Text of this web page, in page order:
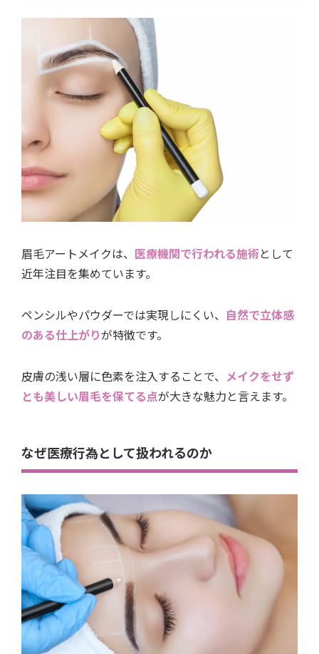
眉毛アートメイクは、 医療機関で行われる施術として
近年注目を集めています。
ペンシルやパウダーでは実現しにくい、 自然で立体感
のある仕上がりが特徴です。
皮膚の浅い層に色素を注入することで、 メイクをせず
とも美しい眉毛を保てる点が大きな魅力と言えます。
なぜ医療行為として扱われるのか